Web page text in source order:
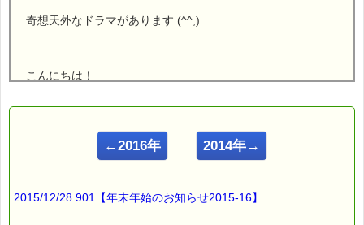
奇想天外なドラマがあります (^^;)
こんにちは！
■ｅパスタイム通信 2015.08.27 VOL.866号
←2016年 2014年→
2015/12/28 901【年末年始のお知らせ2015-16】